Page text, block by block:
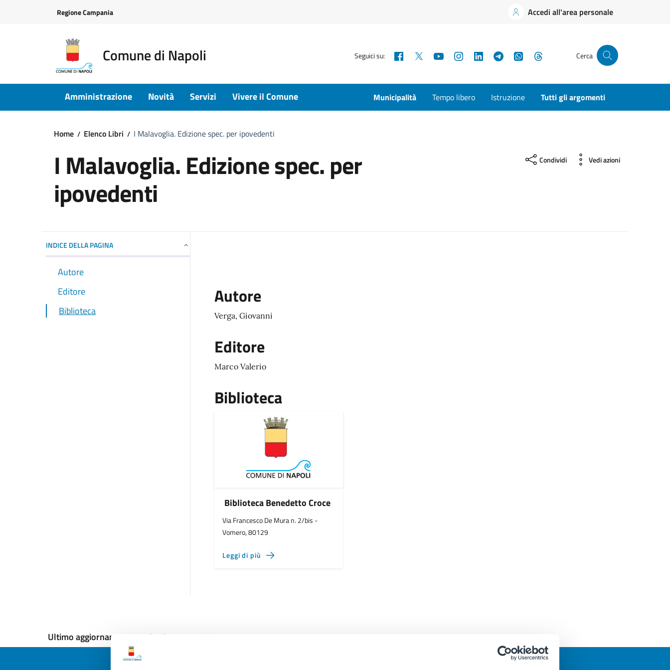
Regione Campania Accedi all'area personale
Comune di Napoli Seguici su: Facebook YouTubeInstagramLinkedInTelegramWhatsApp Cerca
Amministrazione Novità Servizi Vivere il Comune Municipalità Tempo libero Istruzione Tutti gli argomenti
Home Elenco Libri I Malavoglia. Edizione spec. per ipovedenti
I Malavoglia. Edizione spec. per
ipovedenti
Condividi Vedi azioni
INDICE DELLA PAGINA
Autore
Editore
Biblioteca
Autore
Verga, Giovanni
Editore
Marco Valerio
Biblioteca
Biblioteca Benedetto Croce
Via Francesco De Mura n. 2/bis -
Vomero, 80129
Leggi di più
Ultimo aggiornamento: 12/12/2024, 18:03